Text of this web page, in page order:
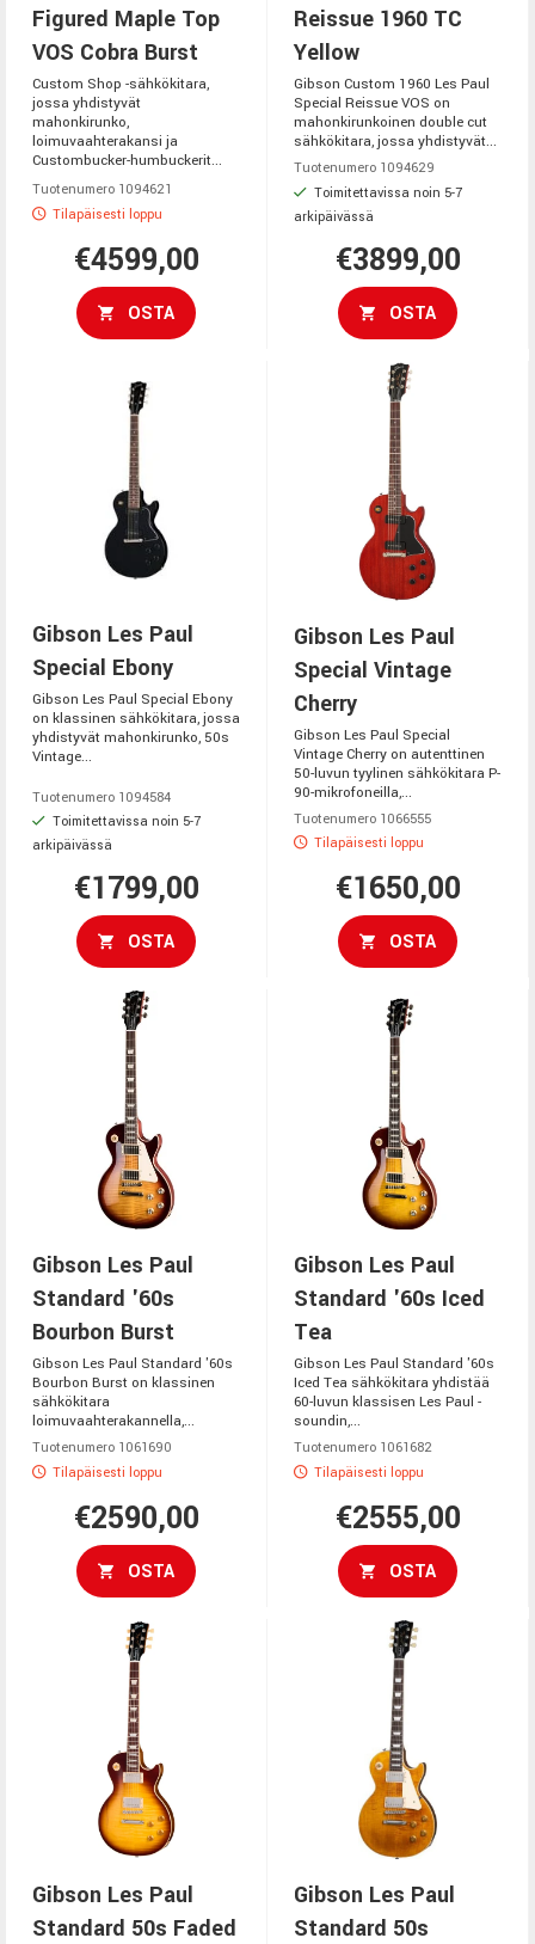
Figured Maple Top
VOS Cobra Burst
Custom Shop -sähkökitara,
jossa yhdistyvät
mahonkirunko,
loimuvaahterakansi ja
Custombucker-humbuckerit...
Tuotenumero 1094621
Tilapäisesti loppu
€4599,00
OSTA
Reissue 1960 TC
Yellow
Gibson Custom 1960 Les Paul
Special Reissue VOS on
mahonkirunkoinen double cut
sähkökitara, jossa yhdistyvät...
Tuotenumero 1094629
Toimitettavissa noin 5-7
arkipäivässä
€3899,00
OSTA
Gibson Les Paul
Special Ebony
Gibson Les Paul Special Ebony
on klassinen sähkökitara, jossa
yhdistyvät mahonkirunko, 50s
Vintage...
Tuotenumero 1094584
Toimitettavissa noin 5-7
arkipäivässä
€1799,00
OSTA
Gibson Les Paul
Special Vintage
Cherry
Gibson Les Paul Special
Vintage Cherry on autenttinen
50-luvun tyylinen sähkökitara P-
90-mikrofoneilla,...
Tuotenumero 1066555
Tilapäisesti loppu
€1650,00
OSTA
Gibson Les Paul
Standard '60s
Bourbon Burst
Gibson Les Paul Standard '60s
Bourbon Burst on klassinen
sähkökitara
loimuvaahterakannella,...
Tuotenumero 1061690
Tilapäisesti loppu
€2590,00
OSTA
Gibson Les Paul
Standard '60s Iced
Tea
Gibson Les Paul Standard '60s
Iced Tea sähkökitara yhdistää
60-luvun klassisen Les Paul -
soundin,...
Tuotenumero 1061682
Tilapäisesti loppu
€2555,00
OSTA
Gibson Les Paul
Standard 50s Faded
Gibson Les Paul
Standard 50s